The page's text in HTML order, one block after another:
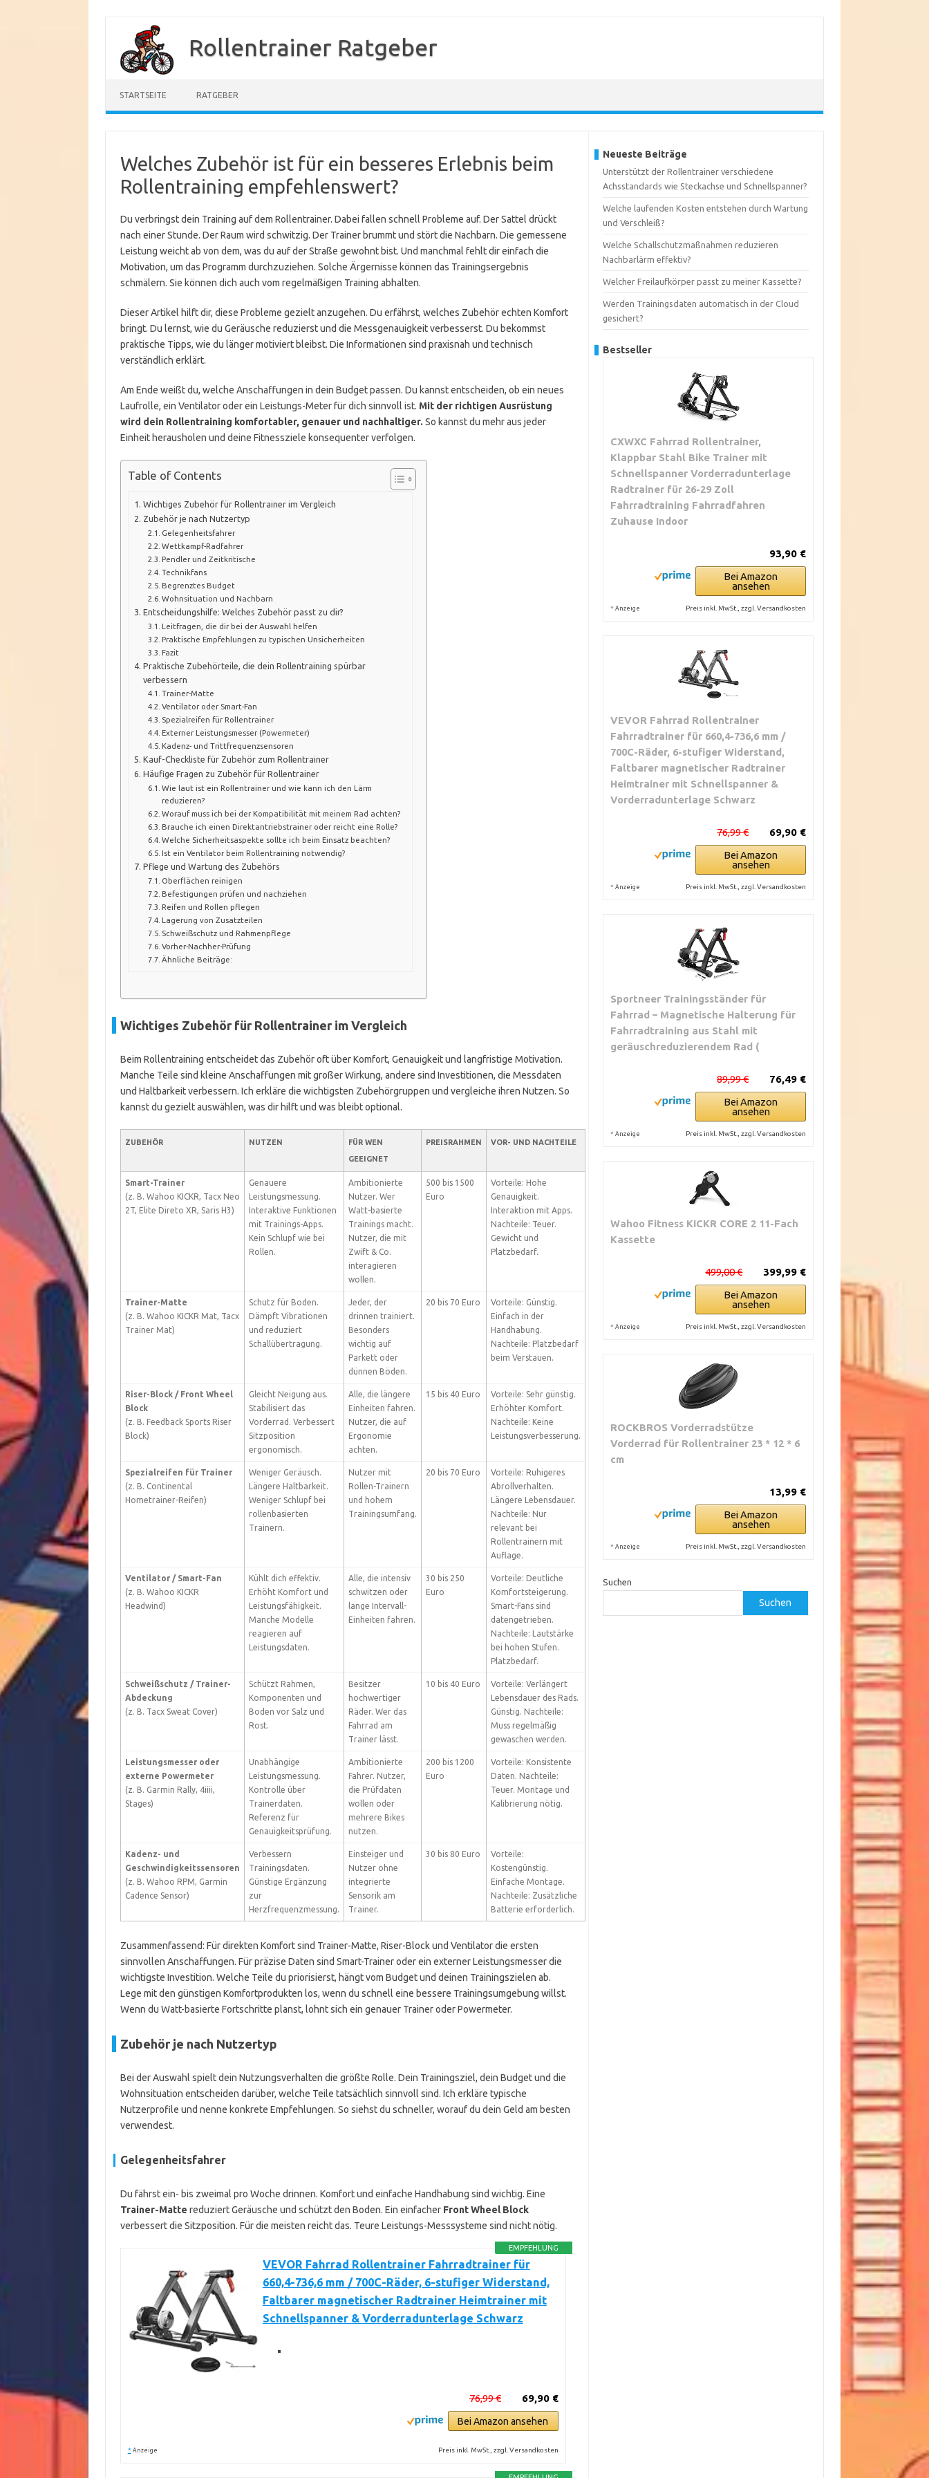
springen
Rollentrainer Ratgeber
STARTSEITE RATGEBER
Welches Zubehör ist für ein besseres Erlebnis beim
Rollentraining empfehlenswert?
Du verbringst dein Training auf dem Rollentrainer. Dabei fallen schnell Probleme auf. Der Sattel drückt
nach einer Stunde. Der Raum wird schwitzig. Der Trainer brummt und stört die Nachbarn. Die gemessene
Leistung weicht ab von dem, was du auf der Straße gewohnt bist. Und manchmal fehlt dir einfach die
Motivation, um das Programm durchzuziehen. Solche Ärgernisse können das Trainingsergebnis
schmälern. Sie können dich auch vom regelmäßigen Training abhalten.
Dieser Artikel hilft dir, diese Probleme gezielt anzugehen. Du erfährst, welches Zubehör echten Komfort
bringt. Du lernst, wie du Geräusche reduzierst und die Messgenauigkeit verbesserst. Du bekommst
praktische Tipps, wie du länger motiviert bleibst. Die Informationen sind praxisnah und technisch
verständlich erklärt.
Am Ende weißt du, welche Anschaffungen in dein Budget passen. Du kannst entscheiden, ob ein neues
Laufrolle, ein Ventilator oder ein Leistungs-Meter für dich sinnvoll ist. Mit der richtigen Ausrüstung
wird dein Rollentraining komfortabler, genauer und nachhaltiger. So kannst du mehr aus jeder
Einheit herausholen und deine Fitnessziele konsequenter verfolgen.
Table of Contents
Wichtiges Zubehör für Rollentrainer im Vergleich
Zubehör je nach Nutzertyp
Gelegenheitsfahrer
Wettkampf-Radfahrer
Pendler und Zeitkritische
Technikfans
Begrenztes Budget
Wohnsituation und Nachbarn
Entscheidungshilfe: Welches Zubehör passt zu dir?
Leitfragen, die dir bei der Auswahl helfen
Praktische Empfehlungen zu typischen Unsicherheiten
Fazit
Praktische Zubehörteile, die dein Rollentraining spürbar
verbessern
Trainer-Matte
Ventilator oder Smart-Fan
Spezialreifen für Rollentrainer
Externer Leistungsmesser (Powermeter)
Kadenz- und Trittfrequenzsensoren
Kauf-Checkliste für Zubehör zum Rollentrainer
Häufige Fragen zu Zubehör für Rollentrainer
Wie laut ist ein Rollentrainer und wie kann ich den Lärm
reduzieren?
Worauf muss ich bei der Kompatibilität mit meinem Rad achten?
Brauche ich einen Direktantriebstrainer oder reicht eine Rolle?
Welche Sicherheitsaspekte sollte ich beim Einsatz beachten?
Ist ein Ventilator beim Rollentraining notwendig?
Pflege und Wartung des Zubehörs
Oberflächen reinigen
Befestigungen prüfen und nachziehen
Reifen und Rollen pflegen
Lagerung von Zusatzteilen
Schweißschutz und Rahmenpflege
Vorher-Nachher-Prüfung
Ähnliche Beiträge:
Wichtiges Zubehör für Rollentrainer im Vergleich
Beim Rollentraining entscheidet das Zubehör oft über Komfort, Genauigkeit und langfristige Motivation.
Manche Teile sind kleine Anschaffungen mit großer Wirkung, andere sind Investitionen, die Messdaten
und Haltbarkeit verbessern. Ich erkläre die wichtigsten Zubehörgruppen und vergleiche ihren Nutzen. So
kannst du gezielt auswählen, was dir hilft und was bleibt optional.
ZUBEHÖR NUTZEN
FÜR WEN
GEEIGNET
PREISRAHMEN VOR- UND NACHTEILE
Smart-Trainer
(z. B. Wahoo KICKR, Tacx Neo
2T, Elite Direto XR, Saris H3)
Genauere
Leistungsmessung.
Interaktive Funktionen
mit Trainings-Apps.
Kein Schlupf wie bei
Rollen.
Ambitionierte
Nutzer. Wer
Watt-basierte
Trainings macht.
Nutzer, die mit
Zwift & Co.
interagieren
wollen.
500 bis 1500
Euro
Vorteile: Hohe
Genauigkeit.
Interaktion mit Apps.
Nachteile: Teuer.
Gewicht und
Platzbedarf.
Trainer-Matte
(z. B. Wahoo KICKR Mat, Tacx
Trainer Mat)
Schutz für Boden.
Dämpft Vibrationen
und reduziert
Schallübertragung.
Jeder, der
drinnen trainiert.
Besonders
wichtig auf
Parkett oder
dünnen Böden.
20 bis 70 Euro
Vorteile: Günstig.
Einfach in der
Handhabung.
Nachteile: Platzbedarf
beim Verstauen.
Riser-Block / Front Wheel
Block
(z. B. Feedback Sports Riser
Block)
Gleicht Neigung aus.
Stabilisiert das
Vorderrad. Verbessert
Sitzposition
ergonomisch.
Alle, die längere
Einheiten fahren.
Nutzer, die auf
Ergonomie
achten.
15 bis 40 Euro
Vorteile: Sehr günstig.
Erhöhter Komfort.
Nachteile: Keine
Leistungsverbesserung.
Spezialreifen für Trainer
(z. B. Continental
Hometrainer-Reifen)
Weniger Geräusch.
Längere Haltbarkeit.
Weniger Schlupf bei
rollenbasierten
Trainern.
Nutzer mit
Rollen-Trainern
und hohem
Trainingsumfang.
20 bis 70 Euro
Vorteile: Ruhigeres
Abrollverhalten.
Längere Lebensdauer.
Nachteile: Nur
relevant bei
Rollentrainern mit
Auflage.
Ventilator / Smart-Fan
(z. B. Wahoo KICKR
Headwind)
Kühlt dich effektiv.
Erhöht Komfort und
Leistungsfähigkeit.
Manche Modelle
reagieren auf
Leistungsdaten.
Alle, die intensiv
schwitzen oder
lange Intervall-
Einheiten fahren.
30 bis 250
Euro
Vorteile: Deutliche
Komfortsteigerung.
Smart-Fans sind
datengetrieben.
Nachteile: Lautstärke
bei hohen Stufen.
Platzbedarf.
Schweißschutz / Trainer-
Abdeckung
(z. B. Tacx Sweat Cover)
Schützt Rahmen,
Komponenten und
Boden vor Salz und
Rost.
Besitzer
hochwertiger
Räder. Wer das
Fahrrad am
Trainer lässt.
10 bis 40 Euro
Vorteile: Verlängert
Lebensdauer des Rads.
Günstig. Nachteile:
Muss regelmäßig
gewaschen werden.
Leistungsmesser oder
externe Powermeter
(z. B. Garmin Rally, 4iiii,
Stages)
Unabhängige
Leistungsmessung.
Kontrolle über
Trainerdaten.
Referenz für
Genauigkeitsprüfung.
Ambitionierte
Fahrer. Nutzer,
die Prüfdaten
wollen oder
mehrere Bikes
nutzen.
200 bis 1200
Euro
Vorteile: Konsistente
Daten. Nachteile:
Teuer. Montage und
Kalibrierung nötig.
Kadenz- und
Geschwindigkeitssensoren
(z. B. Wahoo RPM, Garmin
Cadence Sensor)
Verbessern
Trainingsdaten.
Günstige Ergänzung
zur
Herzfrequenzmessung.
Einsteiger und
Nutzer ohne
integrierte
Sensorik am
Trainer.
30 bis 80 Euro
Vorteile:
Kostengünstig.
Einfache Montage.
Nachteile: Zusätzliche
Batterie erforderlich.
Zusammenfassend: Für direkten Komfort sind Trainer-Matte, Riser-Block und Ventilator die ersten
sinnvollen Anschaffungen. Für präzise Daten sind Smart-Trainer oder ein externer Leistungsmesser die
wichtigste Investition. Welche Teile du priorisierst, hängt vom Budget und deinen Trainingszielen ab.
Lege mit den günstigen Komfortprodukten los, wenn du schnell eine bessere Trainingsumgebung willst.
Wenn du Watt-basierte Fortschritte planst, lohnt sich ein genauer Trainer oder Powermeter.
Zubehör je nach Nutzertyp
Bei der Auswahl spielt dein Nutzungsverhalten die größte Rolle. Dein Trainingsziel, dein Budget und die
Wohnsituation entscheiden darüber, welche Teile tatsächlich sinnvoll sind. Ich erkläre typische
Nutzerprofile und nenne konkrete Empfehlungen. So siehst du schneller, worauf du dein Geld am besten
verwendest.
Gelegenheitsfahrer
Du fährst ein- bis zweimal pro Woche drinnen. Komfort und einfache Handhabung sind wichtig. Eine
Trainer-Matte reduziert Geräusche und schützt den Boden. Ein einfacher Front Wheel Block
verbessert die Sitzposition. Für die meisten reicht das. Teure Leistungs-Messsysteme sind nicht nötig.
EMPFEHLUNG
VEVOR Fahrrad Rollentrainer Fahrradtrainer für
660,4-736,6 mm / 700C-Räder, 6-stufiger Widerstand,
Faltbarer magnetischer Radtrainer Heimtrainer mit
Schnellspanner & Vorderradunterlage Schwarz
69,90 €
76,99 €
Bei Amazon ansehen
* Anzeige Preis inkl. MwSt., zzgl. Versandkosten
Neueste Beiträge
Unterstützt der Rollentrainer verschiedene
Achsstandards wie Steckachse und Schnellspanner?
Welche laufenden Kosten entstehen durch Wartung
und Verschleiß?
Welche Schallschutzmaßnahmen reduzieren
Nachbarlärm effektiv?
Welcher Freilaufkörper passt zu meiner Kassette?
Werden Trainingsdaten automatisch in der Cloud
gesichert?
Bestseller
CXWXC Fahrrad Rollentrainer,
Klappbar Stahl Bike Trainer mit
Schnellspanner Vorderradunterlage
Radtrainer für 26-29 Zoll
Fahrradtraining Fahrradfahren
Zuhause Indoor
93,90 €
Bei Amazon
ansehen
* Anzeige Preis inkl. MwSt., zzgl. Versandkosten
VEVOR Fahrrad Rollentrainer
Fahrradtrainer für 660,4-736,6 mm /
700C-Räder, 6-stufiger Widerstand,
Faltbarer magnetischer Radtrainer
Heimtrainer mit Schnellspanner &
Vorderradunterlage Schwarz
69,90 €
76,99 €
Bei Amazon
ansehen
* Anzeige Preis inkl. MwSt., zzgl. Versandkosten
Sportneer Trainingsständer für
Fahrrad – Magnetische Halterung für
Fahrradtraining aus Stahl mit
geräuschreduzierendem Rad (
76,49 €
89,99 €
Bei Amazon
ansehen
* Anzeige Preis inkl. MwSt., zzgl. Versandkosten
Wahoo Fitness KICKR CORE 2 11-Fach
Kassette
399,99 €
499,00 €
Bei Amazon
ansehen
* Anzeige Preis inkl. MwSt., zzgl. Versandkosten
ROCKBROS Vorderradstütze
Vorderrad für Rollentrainer 23 * 12 * 6
cm
13,99 €
Bei Amazon
ansehen
* Anzeige Preis inkl. MwSt., zzgl. Versandkosten
Suchen
Suchen